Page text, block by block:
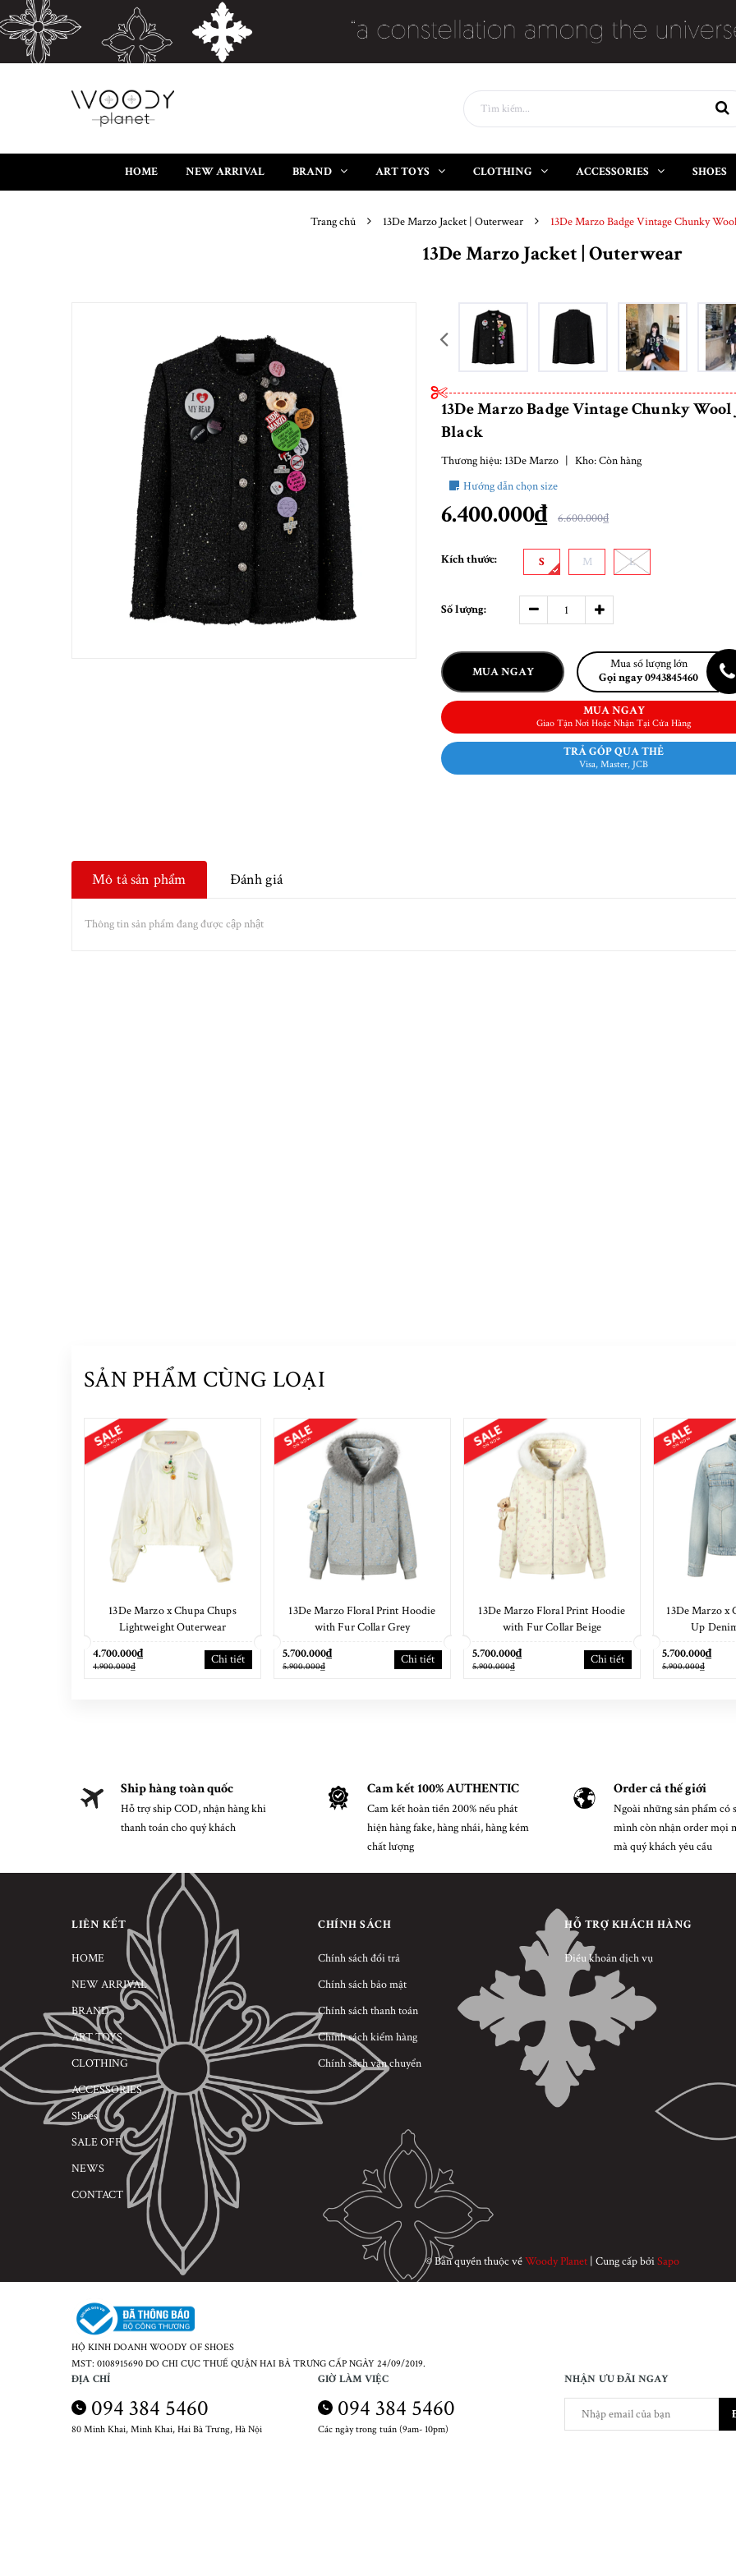
HOME NEW ARRIVAL BRAND ART TOYS CLOTHING ACCESSORIES SHOES
Trang chủ 13De Marzo Jacket | Outerwear 13De Marzo Badge Vintage Chunky
13De Marzo Jacket | Outerwear
prev
13De Marzo Badge Vintage Chunky Wool
Black
Thương hiệu: 13De Marzo | Kho:Còn hàng
Hướng dẫn chọn size
6.400.000₫ 6.600.000₫
Kích thước: S M L
Số lượng:
MUA NGAY
Mua số lượng lớn
Gọi ngay 0943845460
MUA NGAY
Giao Tận Nơi Hoặc Nhận Tại Cửa Hàng
TRẢ GÓP QUA THẺ
Visa, Master, JCB
Mô tả sản phẩm Đánh giá
Thông tin sản phẩm đang được cập nhật
SẢN PHẨM CÙNG LOẠI
13De Marzo x Chupa Chups
Lightweight Outerwear
4.700.000₫
4.900.000₫ Chi tiết
13De Marzo Floral Print Hoodie
with Fur Collar Grey
5.700.000₫
5.900.000₫ Chi tiết
13De Marzo Floral Print Hoodie
with Fur Collar Beige
5.700.000₫
5.900.000₫ Chi tiết
13De Marzo x
Up
5.700.000₫
5.900.000₫
Ship hàng toàn quốc
Hỗ trợ ship COD, nhận hàng khi
thanh toán cho quý khách
Cam kết 100% AUTHENTIC
Cam kết hoàn tiền 200% nếu phát
hiện hàng fake, hàng nhái, hàng kém
chất lượng
Order cả thế giới
Ngoài những sản phẩm có
mình còn nhận order mọi
mà quý khách yêu cầu
LIÊN KẾT
HOME
NEW ARRIVAL
BRAND
ART TOYS
CLOTHING
ACCESSORIES
Shoes
SALE OFF
NEWS
CONTACT
CHÍNH SÁCH
Chính sách đổi trả
Chính sách bảo mật
Chính sách thanh toán
Chính sách kiểm hàng
Chính sách vận chuyển
HỖ TRỢ KHÁCH HÀNG
Điều khoản dịch vụ
© Bản quyền thuộc vềWoody Planet | Cung cấp bởiSapo
HỘ KINH DOANH WOODY OF SHOES
MST: 0108915690 DO CHI CỤC THUẾ QUẬN HAI BÀ TRƯNG CẤP NGÀY 24/09/2019.
ĐỊA CHỈ
094 384 5460
80 Minh Khai, Minh Khai, Hai Bà Trưng, Hà Nội
GIỜ LÀM VIỆC
094 384 5460
Các ngày trong tuần (9am- 10pm)
NHẬN ƯU ĐÃI NGAY